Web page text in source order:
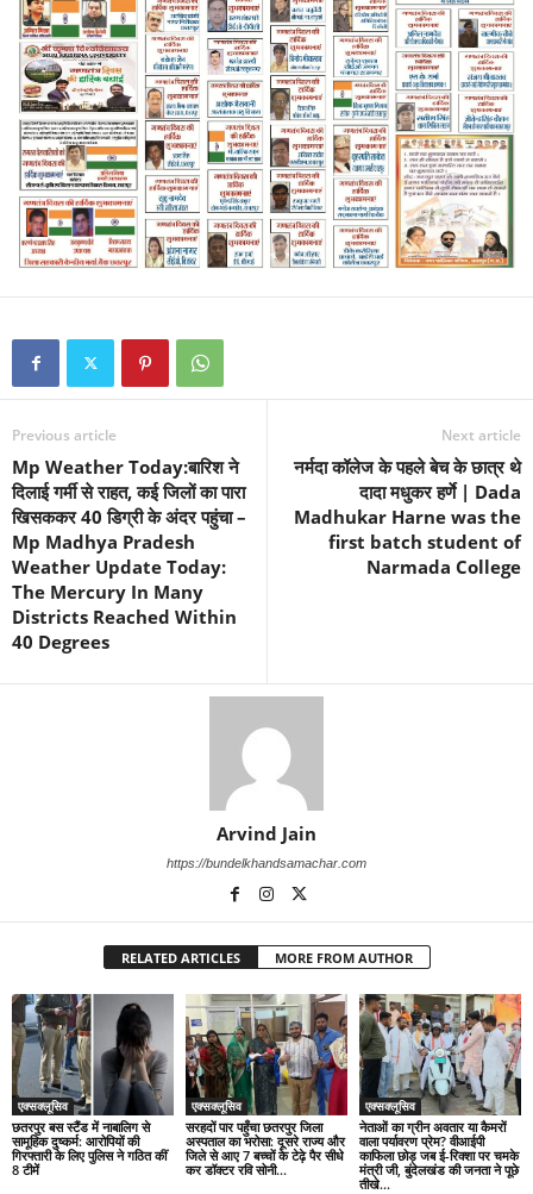
Previous article
Mp Weather Today:बारिश ने
दिलाई गर्मी से राहत, कई जिलों का पारा
खिसककर 40 डिग्री के अंदर पहुंचा –
Mp Madhya Pradesh
Weather Update Today:
The Mercury In Many
Districts Reached Within
40 Degrees
Next article
नर्मदा कॉलेज के पहले बेच के छात्र थे
दादा मधुकर हर्णे | Dada
Madhukar Harne was the
first batch student of
Narmada College
Arvind Jain
https://bundelkhandsamachar.com
RELATED ARTICLES MORE FROM AUTHOR
एक्सक्लूसिव
छतरपुर बस स्टैंड में नाबालिग से
सामूहिक दुष्कर्म: आरोपियों की
गिरफ्तारी के लिए पुलिस ने गठित कीं
8 टीमें
एक्सक्लूसिव
सरहदों पार पहुँचा छतरपुर जिला
अस्पताल का भरोसा: दूसरे राज्य और
जिले से आए 7 बच्चों के टेढ़े पैर सीधे
कर डॉक्टर रवि सोनी...
एक्सक्लूसिव
नेताओं का ग्रीन अवतार या कैमरों
वाला पर्यावरण प्रेम? वीआईपी
काफिला छोड़ जब ई-रिक्शा पर चमके
मंत्री जी, बुंदेलखंड की जनता ने पूछे
तीखे...